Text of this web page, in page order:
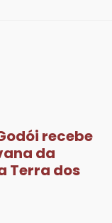
recebe
da
Terra dos